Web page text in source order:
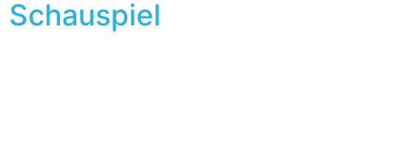
Schauspiel